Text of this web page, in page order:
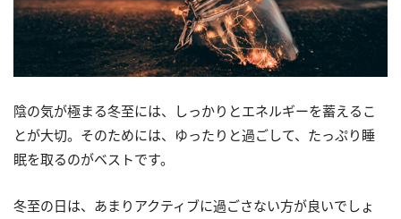
陰の気が極まる冬至には、しっかりとエネルギーを蓄えるこ
とが大切。そのためには、ゆったりと過ごして、たっぷり睡
眠を取るのがベストです。
冬至の日は、あまりアクティブに過ごさない方が良いでしょ